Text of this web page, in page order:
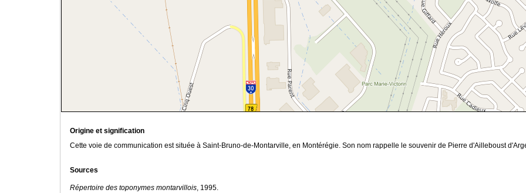
Origine et signification
Cette voie de communication est située à Saint-Bruno-de-Montarville, en Montérégie. Son nom rappelle le souvenir de Pierre d'Ailleboust
Sources
Répertoire des toponymes montarvillois, 1995.